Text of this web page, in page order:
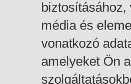
média és
vonatkozó
amelyeket Ön